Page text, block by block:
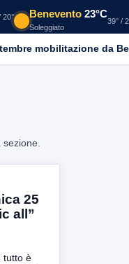
20° Benevento 23°C
Soleggiato
39° /
mobilitazione da
25
all”
tutto è